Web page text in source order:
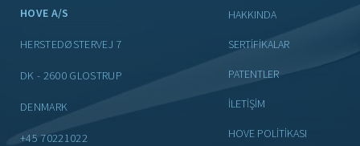
HOVE A/S
HERSTEDØSTERVEJ 7
DK - 2600 GLOSTRUP
DENMARK
+45 70221022
HAKKINDA
SERTIFIKALAR
PATENTLER
İLETIŞIM
HOVE POLİTİKASI